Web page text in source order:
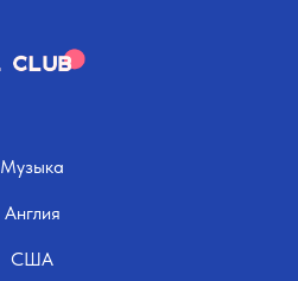
Музыка
Англия
США